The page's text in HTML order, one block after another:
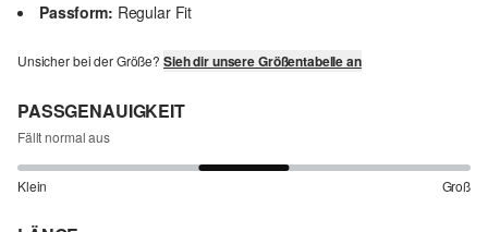
Passform: Regular Fit
Unsicher bei der Größe? Sieh dir unsere Größentabelle an
PASSGENAUIGKEIT
Fällt normal aus
Klein Groß